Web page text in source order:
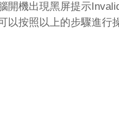
機出現黑屏提示
按照以上的步驟進行